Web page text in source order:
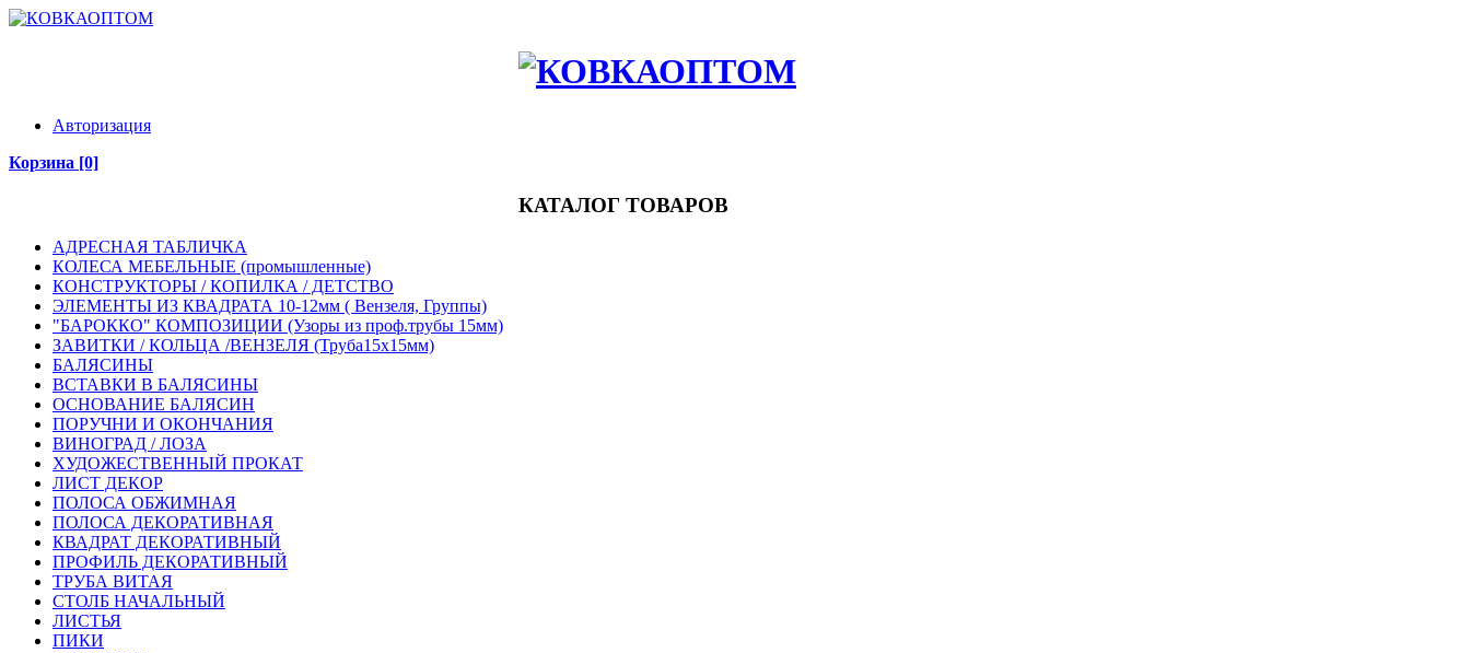
Авторизация
Корзина [0]
КАТАЛОГ ТОВАРОВ
АДРЕСНАЯ ТАБЛИЧКА
КОЛЕСА МЕБЕЛЬНЫЕ (промышленные)
КОНСТРУКТОРЫ / КОПИЛКА / ДЕТСТВО
ЭЛЕМЕНТЫ ИЗ КВАДРАТА 10-12мм ( Вензеля, Группы)
"БАРОККО" КОМПОЗИЦИИ (Узоры из проф.трубы 15мм)
ЗАВИТКИ / КОЛЬЦА /ВЕНЗЕЛЯ (Труба15х15мм)
БАЛЯСИНЫ
ВСТАВКИ В БАЛЯСИНЫ
ОСНОВАНИЕ БАЛЯСИН
ПОРУЧНИ И ОКОНЧАНИЯ
ВИНОГРАД / ЛОЗА
ХУДОЖЕСТВЕННЫЙ ПРОКАТ
ЛИСТ ДЕКОР
ПОЛОСА ОБЖИМНАЯ
ПОЛОСА ДЕКОРАТИВНАЯ
КВАДРАТ ДЕКОРАТИВНЫЙ
ПРОФИЛЬ ДЕКОРАТИВНЫЙ
ТРУБА ВИТАЯ
СТОЛБ НАЧАЛЬНЫЙ
ЛИСТЬЯ
ПИКИ